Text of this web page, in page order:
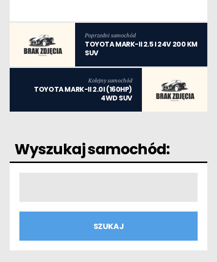
Poprzedni samochód
TOYOTA MARK-II 2.5 I 24V 200 KM
SUV
Kolejny samochód
TOYOTA MARK-II 2.0I (160HP)
4WD SUV
Wyszukaj samochód: